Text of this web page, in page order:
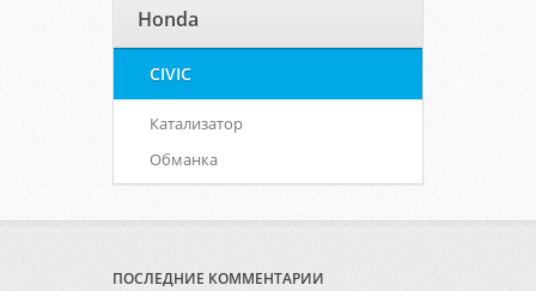
Honda
CIVIC
Катализатор
Обманка
ПОСЛЕДНИЕ КОММЕНТАРИИ